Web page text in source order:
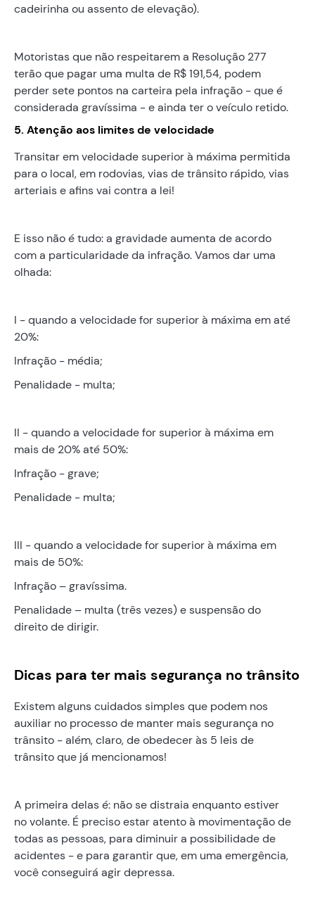
cadeirinha ou assento de elevação).
Motoristas que não respeitarem a Resolução 277
terão que pagar uma multa de R$ 191,54, podem
perder sete pontos na carteira pela infração - que é
considerada gravíssima - e ainda ter o veículo retido.
5. Atenção aos limites de velocidade
Transitar em velocidade superior à máxima permitida
para o local, em rodovias, vias de trânsito rápido, vias
arteriais e afins vai contra a lei!
E isso não é tudo: a gravidade aumenta de acordo
com a particularidade da infração. Vamos dar uma
olhada:
I - quando a velocidade for superior à máxima em até
20%:
Infração - média;
Penalidade - multa;
II - quando a velocidade for superior à máxima em
mais de 20% até 50%:
Infração - grave;
Penalidade - multa;
III - quando a velocidade for superior à máxima em
mais de 50%:
Infração – gravíssima.
Penalidade – multa (três vezes) e suspensão do
direito de dirigir.
Dicas para ter mais segurança no trânsito
Existem alguns cuidados simples que podem nos
auxiliar no processo de manter mais segurança no
trânsito - além, claro, de obedecer às 5 leis de
trânsito que já mencionamos!
A primeira delas é: não se distraia enquanto estiver
no volante. É preciso estar atento à movimentação de
todas as pessoas, para diminuir a possibilidade de
acidentes - e para garantir que, em uma emergência,
você conseguirá agir depressa.